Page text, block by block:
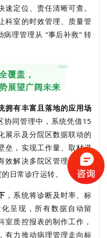
定位、责任清晰可查。
科室的时效管理、质量管
理管理从 “事后补救” 转
覆盖，
展望广阔未来
拥有丰富且落地的应用场
协同管理中，系统凭借15
展示及分院区数据联动的
垒，实现工作量、取材进
效解决多院区管理分散、
日常诊疗运转。
，系统将诊断及时率、标
呈现，所有数据自动留
质控报表的制作工作，
有力推动病理管理走向标